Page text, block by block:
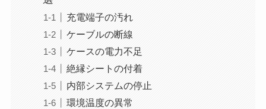
充電端子の汚れ
ケーブルの断線
ケースの電力不足
絶縁シートの付着
内部システムの停止
環境温度の異常